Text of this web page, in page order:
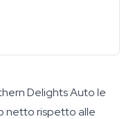
Delights Auto le
netto rispetto alle